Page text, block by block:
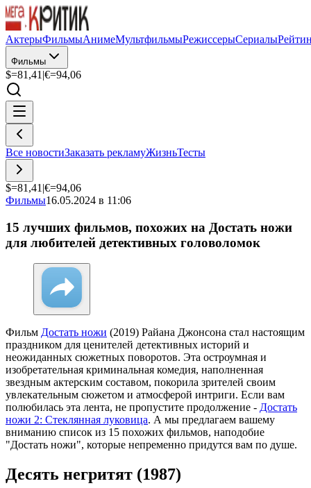
АктерыФильмыАнимеМультфильмыРежиссерыСериалы
Фильмы
$=81,41 |€=94,06
Все новостиЗаказать рекламуЖизньТесты
$=81,41 |€=94,06
Фильмы16.05.2024 в 11:06
15 лучших фильмов, похожих на Достать ножи
для любителей детективных головоломок
Фильм Достать ножи (2019) Райана Джонсона стал настоящим
праздником для ценителей детективных историй и
неожиданных сюжетных поворотов. Эта остроумная и
изобретательная криминальная комедия, наполненная
звездным актерским составом, покорила зрителей своим
увлекательным сюжетом и атмосферой интриги. Если вам
полюбилась эта лента, не пропустите продолжение - Достать
ножи 2: Стеклянная луковица. А мы предлагаем вашему
вниманию список из 15 похожих фильмов, наподобие
"Достать ножи", которые непременно придутся вам по душе.
Десять негритят (1987)